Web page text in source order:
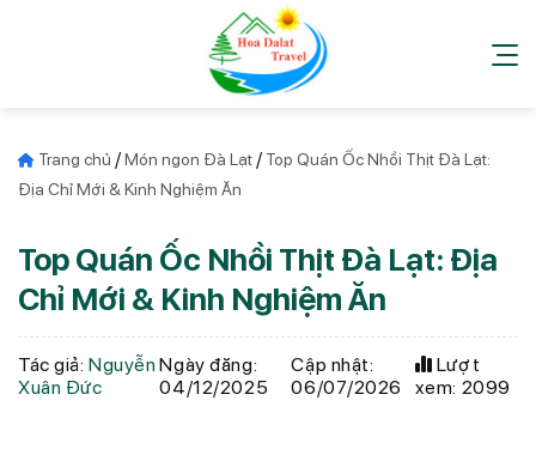
Trang chủ /Món ngon Đà Lạt / Top Quán Ốc Nhồi Thịt Đà Lạt:
Địa Chỉ Mới & Kinh Nghiệm Ăn
Top Quán Ốc Nhồi Thịt Đà Lạt: Địa
Chỉ Mới & Kinh Nghiệm Ăn
Tác giả:Nguyễn
Xuân Đức
Ngày đăng:
04/12/2025
Cập nhật:
06/07/2026
Lượt
xem: 2099